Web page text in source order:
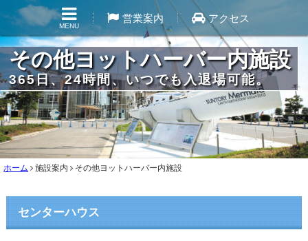
MENU
営業案内 アクセス
その他ヨットハーバー内施設
365日、24時間、いつでも入退場可能。
ホーム 施設案内 その他ヨットハーバー内施設
センターハウス